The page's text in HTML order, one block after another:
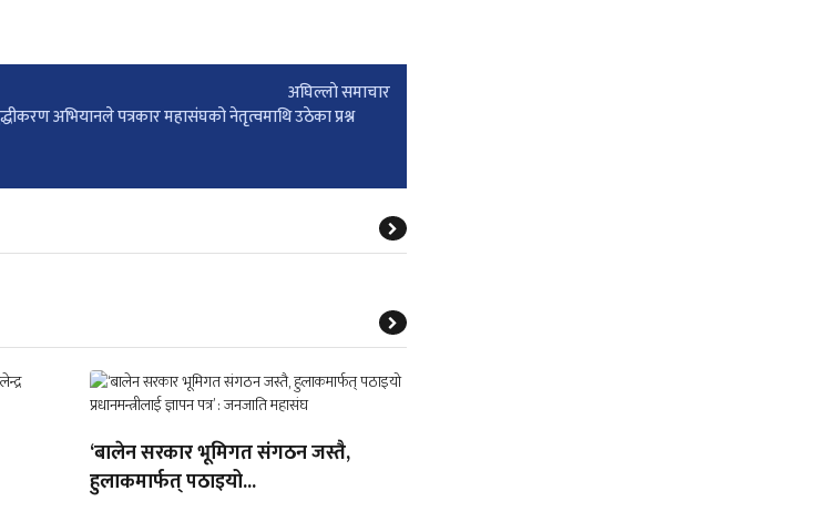
अघिल्लाे समाचार
अभियानले पत्रकार महासंघको नेतृत्वमाथि उठेका प्रश्न
‘बालेन सरकार भूमिगत संगठन जस्तै,
हुलाकमार्फत् पठाइयो...